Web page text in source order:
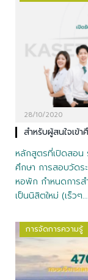
28/10/2020
สำหรับผู้สนใจเข้า
หลักสูตรที่เปิดสอน
ศึกษา การสอบวัดร
หอพัก กำหนดการส
เป็นนิสิตใหม่ (เร็วๆ…
การจัดการความรู้